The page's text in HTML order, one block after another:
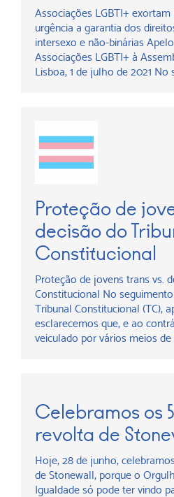
Associações LGBTI+
urgência a garantia dos
intersexo e não-binárias
Associações LGBTI+ à
Lisboa, 1 de julho de 2021 No
Proteção de
decisão do
Constitucional
Proteção de jovens trans vs.
Constitucional No
Tribunal Constitucional (TC),
esclarecemos que, e ao
veiculado por vários meios
Celebramos os
revolta de
Hoje, 28 de junho,
de Stonewall, porque o
Igualdade só pode ter vindo